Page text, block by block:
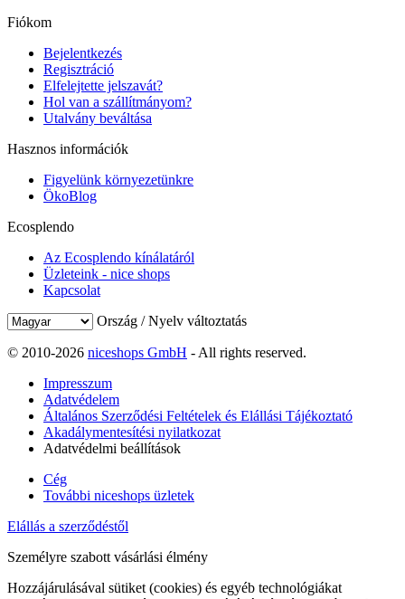
Fiókom
Bejelentkezés
Regisztráció
Elfelejtette jelszavát?
Hol van a szállítmányom?
Utalvány beváltása
Hasznos információk
Figyelünk környezetünkre
ÖkoBlog
Ecosplendo
Az Ecosplendo kínálatáról
Üzleteink - nice shops
Kapcsolat
Ország / Nyelv változtatás
© 2010-2026 niceshops GmbH - All rights reserved.
Impresszum
Adatvédelem
Általános Szerződési Feltételek és Elállási Tájékoztató
Akadálymentesítési nyilatkozat
Adatvédelmi beállítások
Cég
További niceshops üzletek
Elállás a szerződéstől
Személyre szabott vásárlási élmény
Hozzájárulásával sütiket (cookies) és egyéb technológiákat